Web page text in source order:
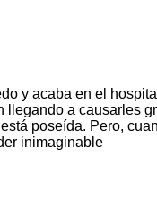
y acaba en el
a causarles
poseída. Pero,
inimaginable